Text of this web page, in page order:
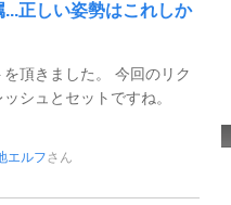
正しい姿勢はこれしか
頂きました。 今回のリク
シュとセットですね。
エルフさん